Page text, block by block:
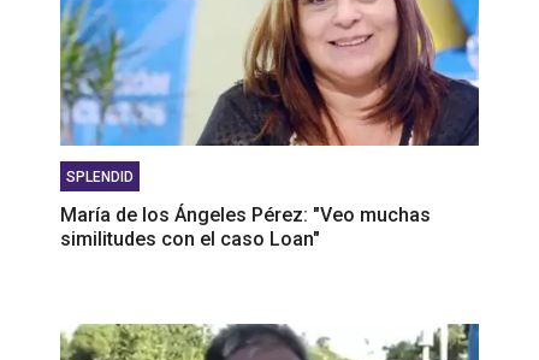
SPLENDID
María de los Ángeles Pérez: "Veo muchas
similitudes con el caso Loan"